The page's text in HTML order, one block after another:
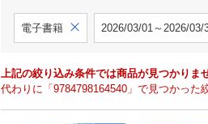
電子書籍 2026/03/01～2026/03/
上記の絞り込み条件では商品が見つかりま
代わりに「9784798164540」で見つかった